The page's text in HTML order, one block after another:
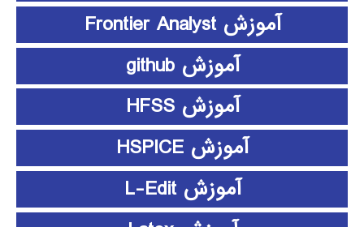
آموزش Frontier Analyst
آموزش github
آموزش HFSS
آموزش HSPICE
آموزش L-Edit